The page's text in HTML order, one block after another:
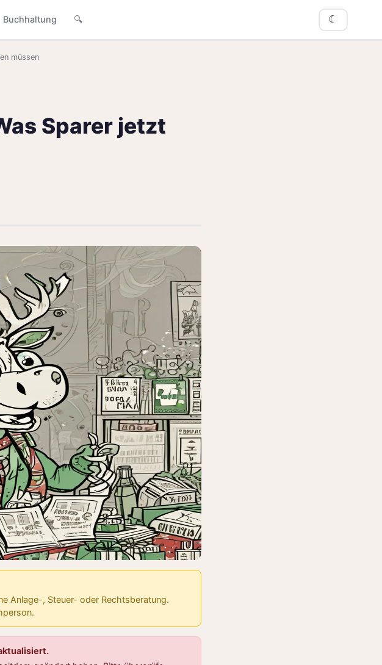
Buchhaltung 🔍 ☾
müssen
Sparer jetzt
Anlage-, Steuer- oder Rechtsberatung.